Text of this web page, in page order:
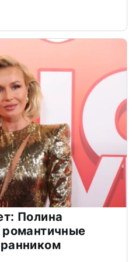
Полина
романтичные